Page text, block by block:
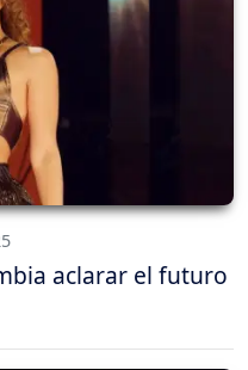
aclarar el futuro